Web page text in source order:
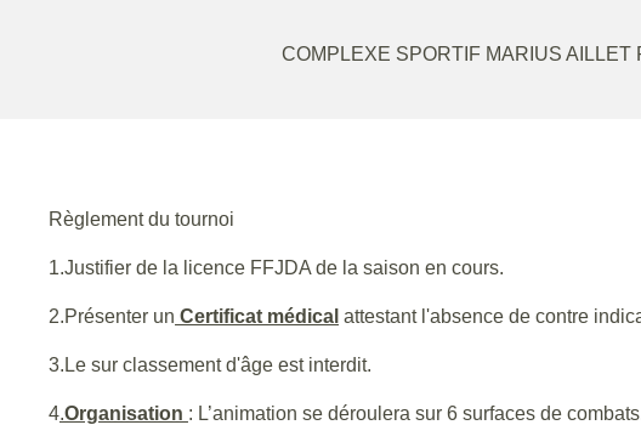
COMPLEXE SPORTIF MARIUS AILLET
Règlement du tournoi
1.Justifier de la licence FFJDA de la saison en cours.
2.Présenter un Certificat médical attestant l'absence de contre
3.Le sur classement d'âge est interdit.
4.Organisation : L’animation se déroulera sur 6 surfaces de